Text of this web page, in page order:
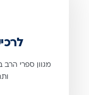
מגוון ספרי הרב